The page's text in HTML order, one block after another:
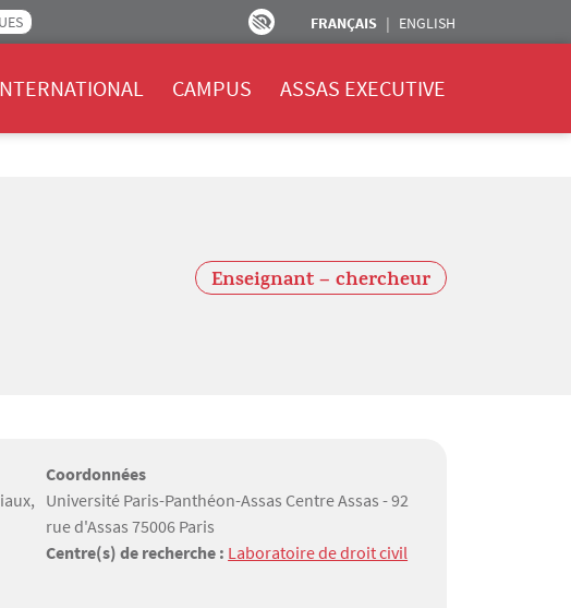
FRANÇAIS ENGLISH
CAMPUS ASSAS EXECUTIVE
Enseignant – chercheur
Coordonnées
Université Paris-Panthéon-Assas Centre Assas - 92
rue d'Assas 75006 Paris
Centre(s) de recherche : Laboratoire de droit civil